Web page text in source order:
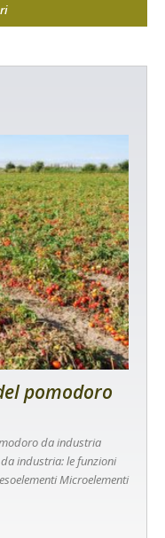
pomodoro
da industria
industria: le funzioni
Microelementi